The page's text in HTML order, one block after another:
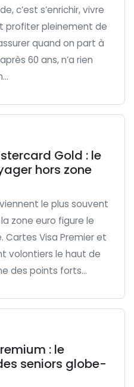
c’est s’enrichir, vivre
profiter pleinement de
quand on part à
60 ans, n’a rien
Gold : le
hors zone
le plus souvent
zone euro figure le
Cartes Visa Premier et
volontiers le haut de
des points forts...
: le
seniors globe-